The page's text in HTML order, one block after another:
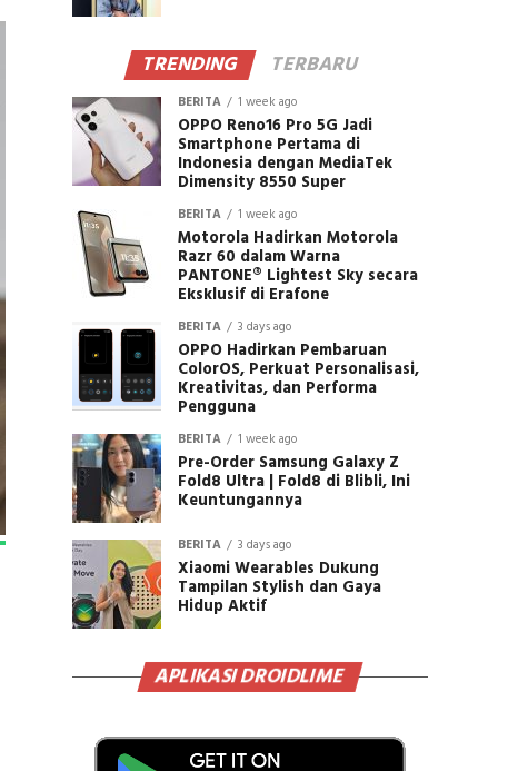
TRENDING TERBARU
BERITA 1 week ago
OPPO Reno16 Pro 5G Jadi
Smartphone Pertama di
Indonesia dengan MediaTek
Dimensity 8550 Super
BERITA 1 week ago
Motorola Hadirkan Motorola
Razr 60 dalam Warna
PANTONE® Lightest Sky secara
Eksklusif di Erafone
BERITA 3 days ago
OPPO Hadirkan Pembaruan
ColorOS, Perkuat Personalisasi,
Kreativitas, dan Performa
Pengguna
BERITA 1 week ago
Pre-Order Samsung Galaxy Z
Fold8 Ultra | Fold8 di Blibli, Ini
Keuntungannya
BERITA 3 days ago
Xiaomi Wearables Dukung
Tampilan Stylish dan Gaya
Hidup Aktif
APLIKASI DROIDLIME